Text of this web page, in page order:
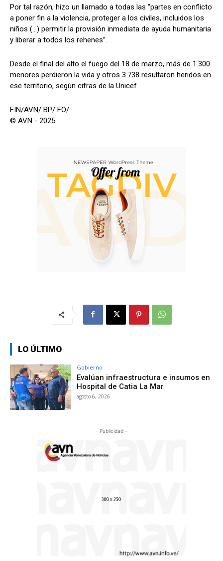
Por tal razón, hizo un llamado a todas las “partes en conflicto
a poner fin a la violencia, proteger a los civiles, incluidos los
niños (…) permitir la provisión inmediata de ayuda humanitaria
y liberar a todos los rehenes”.
Desde el final del alto el fuego del 18 de marzo, más de 1.300
menores perdieron la vida y otros 3.738 resultaron heridos en
ese territorio, según cifras de la Unicef.
FIN/AVN/ BP/ FO/
© AVN - 2025
LO ÚLTIMO
Gobierno
Evalúan infraestructura e insumos en
Hospital de Catia La Mar
agosto 6, 2026
- Publicidad -